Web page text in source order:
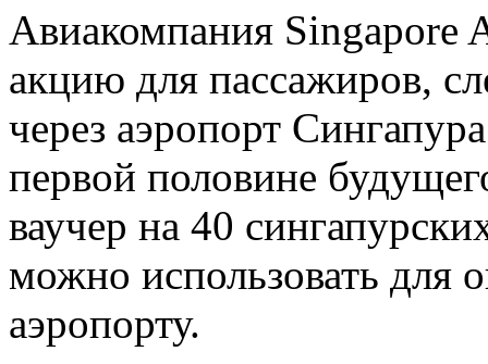
Авиакомпания Singapore
акцию для пассажиров,
через аэропорт
первой половине
ваучер на 40
можно использовать для
аэропорту.